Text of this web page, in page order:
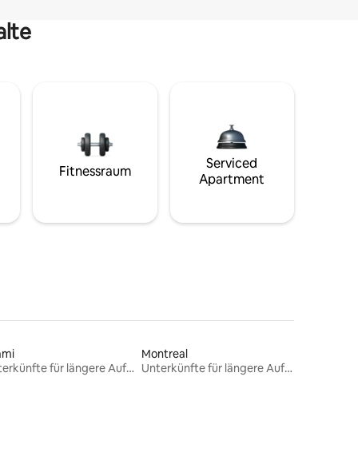
Fitnessraum
Serviced
Apartment
Unterkünfte für längere Aufenthalte
Montreal
Unterkünfte für längere Aufenthalte